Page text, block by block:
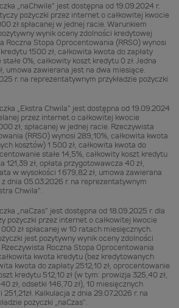
„naChwile” jest dostępna od 19.09.2024 r.
pożyczki przez internet o całkowitej kwocie
zł spłacanej w jednej racie. Warunkiem
wynik oceny zdolności kredytowej
Roczna Stopa Oprocentowania (RRSO) wynosi
1500 zł, całkowita kwota do zapłaty
0%, całkowity koszt kredytu 0 zł. Jedna
umowa zawierana jest na dwa miesiące.
r. na reprezentatywnym przykładzie pożyczki
„Ekstra Chwila” jest dostępna od 19.09.2024
przez internet o całkowitej kwocie
zł, spłacanej w jednej racie. Rzeczywista
(RRSO) wynosi 289,10%, całkowita kwota
kosztów) 1 500 zł, całkowita kwota do
stałe 14,5%, całkowity koszt kredytu
121,39 zł, opłata przygotowawcza 40 zł,
w wysokości 1 679,82 zł, umowa zawierana
dnia 05.03.2026 r. na reprezentatywnym
Chwila”.
„naCzas” jest dostępna od 18.09.2025 r. dla
pożyczki przez internet o całkowitej kwocie
zł spłacanej w 10 ratach miesięcznych.
jest pozytywny wynik oceny zdolności
Roczna Stopa Oprocentowania
kwota kredytu (bez kredytowanych
kwota do zapłaty 2512,10 zł, oprocentowanie
kredytu 512,10 zł (w tym: prowizja 325,40 zł,
zł, odsetki 146,70 zł), 10 miesięcznych
Kalkulacja z dnia 29.07.2026 r. na
pożyczki „naCzas”.